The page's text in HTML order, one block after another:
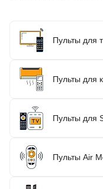
Пульты для
Пульты для
Пульты для
Пульты Air